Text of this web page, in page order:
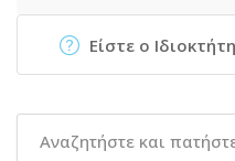
Είστε ο